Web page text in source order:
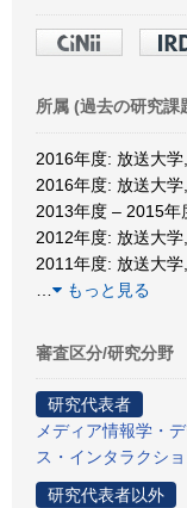
所属 (過去の研究課
2016年度: 放送大
2016年度: 放送大
2013年度 – 2015年
2012年度: 放送大
2011年度: 放送大
もっと見る
審査区分/研究分野
研究代表者
メディア情報学・
ス・インタラクシ
研究代表者以外